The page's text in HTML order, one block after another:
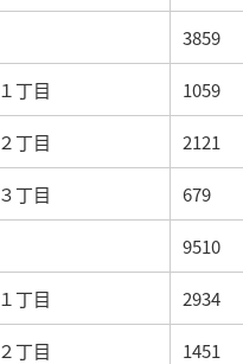
3859
１丁目 1059
２丁目 2121
３丁目 679
9510
１丁目 2934
２丁目 1451